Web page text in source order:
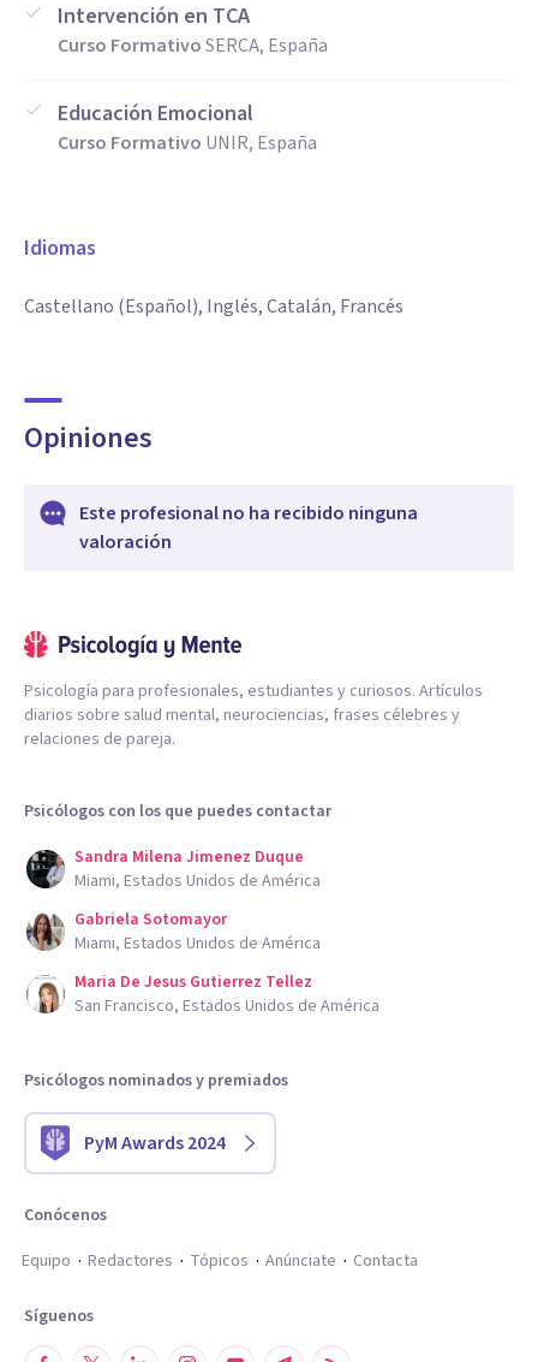
Intervención en TCA
Curso FormativoSERCA, España
Educación Emocional
Curso Formativo UNIR, España
Idiomas
Castellano (Español), Inglés, Catalán, Francés
Opiniones
Este profesional no ha recibido ninguna
valoración
Psicología para profesionales, estudiantes y curiosos. Artículos
diarios sobre salud mental, neurociencias, frases célebres y
relaciones de pareja.
Psicólogos con los que puedes contactar
Sandra Milena Jimenez Duque
Miami, Estados Unidos de América
Gabriela Sotomayor
Miami, Estados Unidos de América
Maria De Jesus Gutierrez Tellez
San Francisco, Estados Unidos de América
Psicólogos nominados y premiados
PyM Awards 2024
Conócenos
Equipo
Redactores Tópicos Anúnciate Contacta
Síguenos